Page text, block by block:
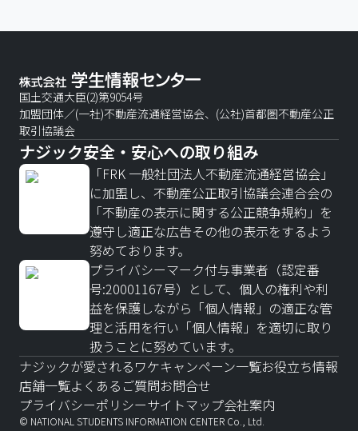
国土交通大臣(2)第9054号
加盟団体／(一社)不動産流通経営協会、(公社)首都圏不動産公正
取引協議会
ナジック安全・安心への取り組み
「FRK 一般社団法人不動産流通経営協会」
に加盟し、不動産公正取引協議会連合会の
「不動産の表示に関する公正競争規約」を
遵守し適正な広告その他の表示をするよう
努めております。
プライバシーマーク付与事業者（認定番
号:20001167号）として、個人の権利や利
益を保護しながら「個人情報」の適正な管
理と活用を行い「個人情報」を適切に取り
扱うことに努めています。
ナジックが愛されるワケキャンペーン一覧お役立ち情報
店舗一覧よくあるご質問お問合せ
プライバシーポリシーサイトマップ会社案内
© NATIONAL STUDENTS INFORMATION CENTER Co., Ltd.